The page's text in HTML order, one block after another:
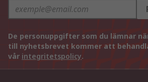
De personuppgifter som du lämnar
till nyhetsbrevet kommer att
vår integritetspolicy.